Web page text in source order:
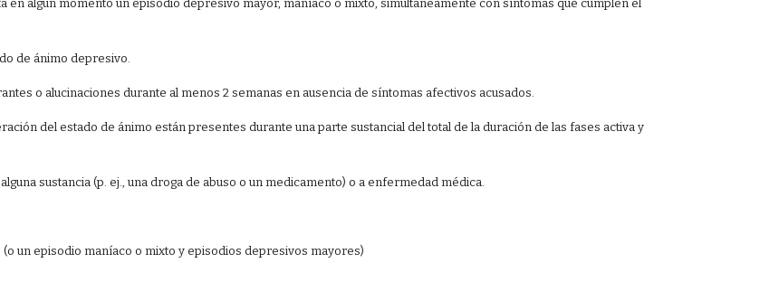
algún momento un episodio depresivo mayor, maníaco o mixto, simultáneamente con síntomas que cumplen el
de ánimo depresivo.
o alucinaciones durante al menos 2 semanas en ausencia de síntomas afectivos acusados.
del estado de ánimo están presentes durante una parte sustancial del total de la duración de las fases activa y
sustancia (p. ej., una droga de abuso o un medicamento) o a enfermedad médica.
un episodio maníaco o mixto y episodios depresivos mayores)